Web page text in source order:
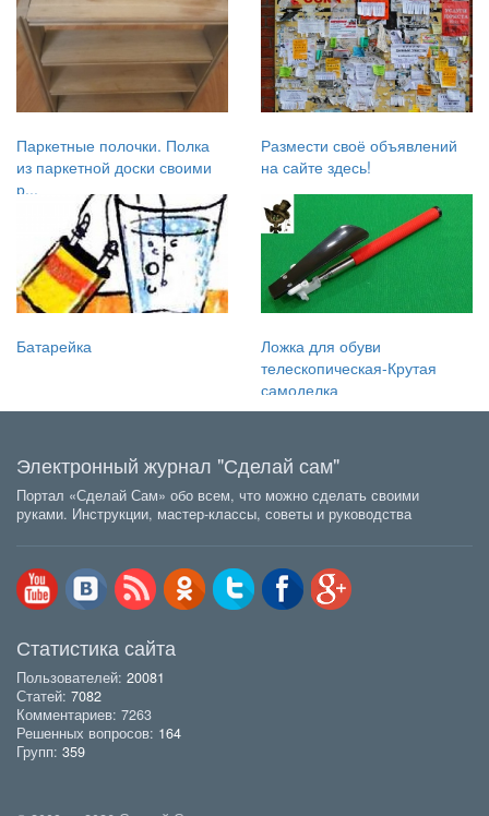
Паркетные полочки. Полка
из паркетной доски своими
р...
Размести своё объявлений
на сайте здесь!
Батарейка
Ложка для обуви
телескопическая-Крутая
самоделка
Электронный журнал "Сделай сам"
Портал «Сделай Сам» обо всем, что можно сделать своими
руками. Инструкции, мастер-классы, советы и руководства
Статистика сайта
Пользователей: 20081
Статей: 7082
Комментариев: 7263
Решенных вопросов: 164
Групп: 359